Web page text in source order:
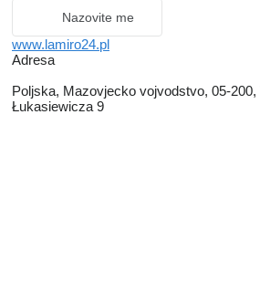
Nazovite me
www.lamiro24.pl
Adresa
Poljska, Mazovjecko vojvodstvo, 05-200,
Łukasiewicza 9